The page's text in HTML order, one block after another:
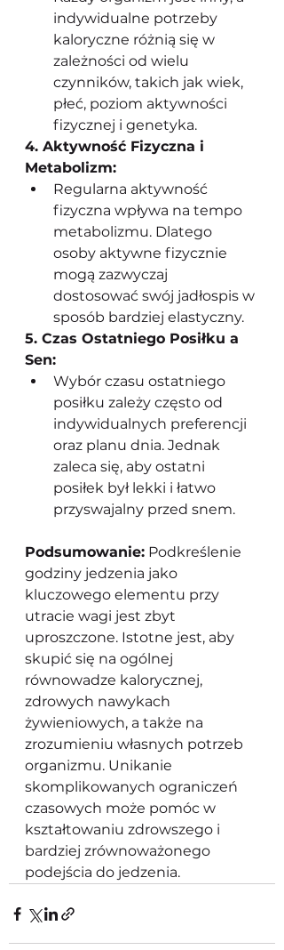
indywidualne potrzeby
kaloryczne różnią się w
zależności od wielu
czynników, takich jak wiek,
płeć, poziom aktywności
fizycznej i genetyka.
4. Aktywność Fizyczna i
Metabolizm:
Regularna aktywność
fizyczna wpływa na tempo
metabolizmu. Dlatego
osoby aktywne fizycznie
mogą zazwyczaj
dostosować swój jadłospis w
sposób bardziej elastyczny.
5. Czas Ostatniego Posiłku a
Sen:
Wybór czasu ostatniego
posiłku zależy często od
indywidualnych preferencji
oraz planu dnia. Jednak
zaleca się, aby ostatni
posiłek był lekki i łatwo
przyswajalny przed snem.
Podsumowanie: Podkreślenie
godziny jedzenia jako
kluczowego elementu przy
utracie wagi jest zbyt
uproszczone. Istotne jest, aby
skupić się na ogólnej
równowadze kalorycznej,
zdrowych nawykach
żywieniowych, a także na
zrozumieniu własnych potrzeb
organizmu. Unikanie
skomplikowanych ograniczeń
czasowych może pomóc w
kształtowaniu zdrowszego i
bardziej zrównoważonego
podejścia do jedzenia.